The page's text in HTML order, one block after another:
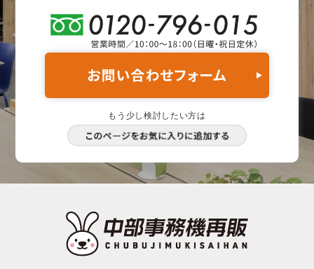
もう少し検討したい方は